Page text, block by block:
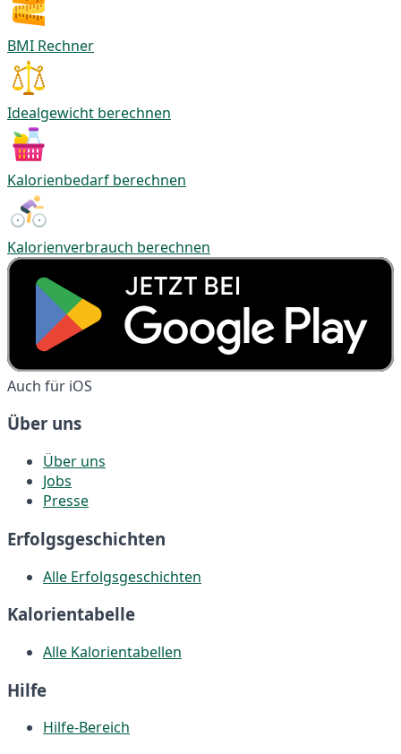
BMI Rechner
Idealgewicht berechnen
Kalorienbedarf berechnen
Kalorienverbrauch berechnen
Auch für iOS
Über uns
Über uns
Jobs
Presse
Erfolgsgeschichten
Alle Erfolgsgeschichten
Kalorientabelle
Alle Kalorientabellen
Hilfe
Hilfe-Bereich